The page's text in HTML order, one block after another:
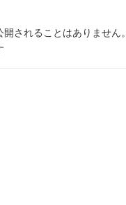
されることはありません。